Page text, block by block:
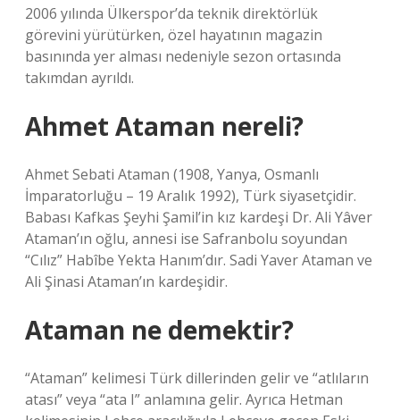
2006 yılında Ülkerspor’da teknik direktörlük
görevini yürütürken, özel hayatının magazin
basınında yer alması nedeniyle sezon ortasında
takımdan ayrıldı.
Ahmet Ataman nereli?
Ahmet Sebati Ataman (1908, Yanya, Osmanlı
İmparatorluğu – 19 Aralık 1992), Türk siyasetçidir.
Babası Kafkas Şeyhi Şamil’in kız kardeşi Dr. Ali Yâver
Ataman’ın oğlu, annesi ise Safranbolu soyundan
“Cılız” Habîbe Yekta Hanım’dır. Sadi Yaver Ataman ve
Ali Şinasi Ataman’ın kardeşidir.
Ataman ne demektir?
“Ataman” kelimesi Türk dillerinden gelir ve “atlıların
atası” veya “ata I” anlamına gelir. Ayrıca Hetman